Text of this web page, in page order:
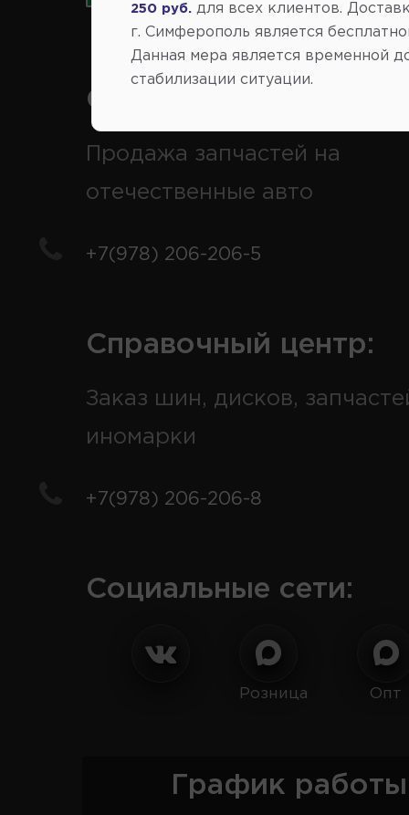
Справочный центр:
Продажа запчастей на
отечественные авто
+7(978) 206-206-5
Справочный центр:
Заказ шин, дисков,
иномарки
+7(978) 206-206-8
Социальные сети:
Розница Опт
График
250 руб.
для всех клиентов.
г. Симферополь является
Данная мера является временной
стабилизации ситуации.